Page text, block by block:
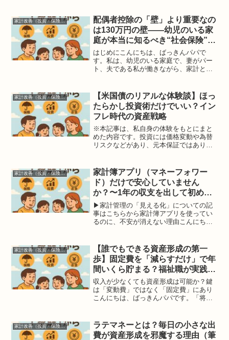
家計改善（投資・保険・お得）
配偶者控除の「壁」より重要なの
は130万円の壁――幼児のいる家
庭が本当に知るべき“社会保険”と
は？――
はじめにこんにちは、ばっきんパパで
す。私は、幼児のいる家庭で、妻がパー
ト、夫である私が働きながら、家計と将
「所得税の配偶者控除の壁」の議論があ
りますが、私が本当に注目して...
家計改善（投資・保険・お得）
【米国債のリアルな体験談】ほっ
たらかし投資術だけでいい？イン
フレ時代の資産戦略
※本記事は、私自身の体験をもとにまと
めた内容です。投資には価格変動や為替
リスクなどがあり、元本保証ではありま
れ、お金が減ることはないのよね？」明
けましておめでとうございま...
家計改善（投資・保険・お得）
家計簿アプリ（マネーフォワー
ド）だけで安心していません
か？〜1年の収支を出して初めて
分かる「本当の家計管理」〜
▶家計管理の「見える化」についての記
事はこちらから家計簿アプリを使ってい
るのに、不安が消えない理由こんにち
月の収支も見えている。それなのに、
「これで本当に大丈夫なのか...
家計改善（投資・保険・お得）
【誰でもできる資産形成の第一
歩】固定費を「減らすだけ」で年
間いくら貯まる？福祉職が実践し
た家計改善の裏側
収入が少なくても資産形成は可能か？鍵
は「変動費」ではなく「固定費」にあり
こんにちは、ばっきんパパです。「将来
なたの家計にはまだ削れる脂肪（固定
費）が残っていませんか？昇...
家計改善（投資・保険・お得）
ラテマネーとは？毎日の小さな出
費が資産形成を邪魔する理由（筆